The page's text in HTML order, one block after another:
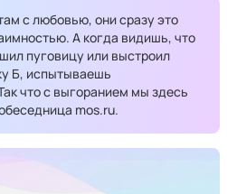
с любовью, они сразу это
А когда видишь, что
пуговицу или выстроил
Б, испытываешь
что с выгоранием мы здесь
mos.ru.